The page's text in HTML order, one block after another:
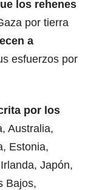
los rehenes
por tierra
a
esfuerzos por
por los
Australia,
Estonia,
Japón,
Bajos,